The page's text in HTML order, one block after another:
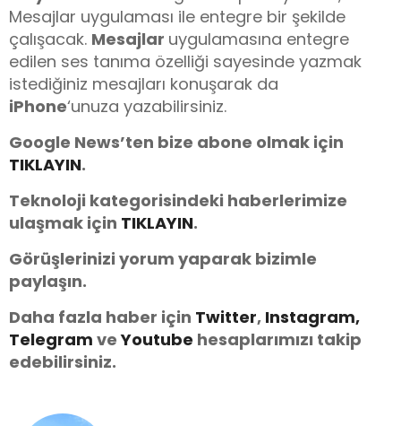
Mesajlar uygulaması ile entegre bir şekilde
çalışacak. Mesajlar uygulamasına entegre
edilen ses tanıma özelliği sayesinde yazmak
istediğiniz mesajları konuşarak da
iPhone‘unuza yazabilirsiniz.
Google News’ten bize abone olmak için
TIKLAYIN.
Teknoloji kategorisindeki haberlerimize
ulaşmak için TIKLAYIN.
Görüşlerinizi yorum yaparak bizimle
paylaşın.
Daha fazla haber için Twitter, Instagram,
Telegram veYoutube hesaplarımızı takip
edebilirsiniz.